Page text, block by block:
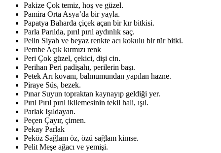
Pakize Çok temiz, hoş ve güzel.
Pamira Orta Asya’da bir yayla.
Papatya Baharda çiçek açan bir kır bitkisi.
Parla Parılda, pırıl pırıl aydınlık saç.
Pelin Siyah ve beyaz renkte acı kokulu bir tür bitki.
Pembe Açık kırmızı renk
Peri Çok güzel, çekici, dişi cin.
Perihan Peri padişahı, perilerin başı.
Petek Arı kovanı, balmumundan yapılan hazne.
Piraye Süs, bezek.
Pınar Suyun topraktan kaynayıp geldiği yer.
Pırıl Pırıl pırıl ikilemesinin tekil hali, ışıl.
Parlak Işıldayan.
Peçen Çayır, çimen.
Pekay Parlak
Peköz Sağlam öz, özü sağlam kimse.
Pelit Meşe ağacı ve yemişi.